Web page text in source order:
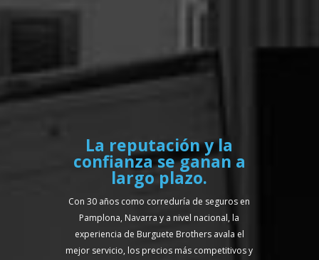
La reputación y la
confianza se ganan a
largo plazo.
Con 30 años como correduría de seguros en
Pamplona, Navarra y a nivel nacional, la
experiencia de Burguete Brothers avala el
mejor servicio, los precios más competitivos y